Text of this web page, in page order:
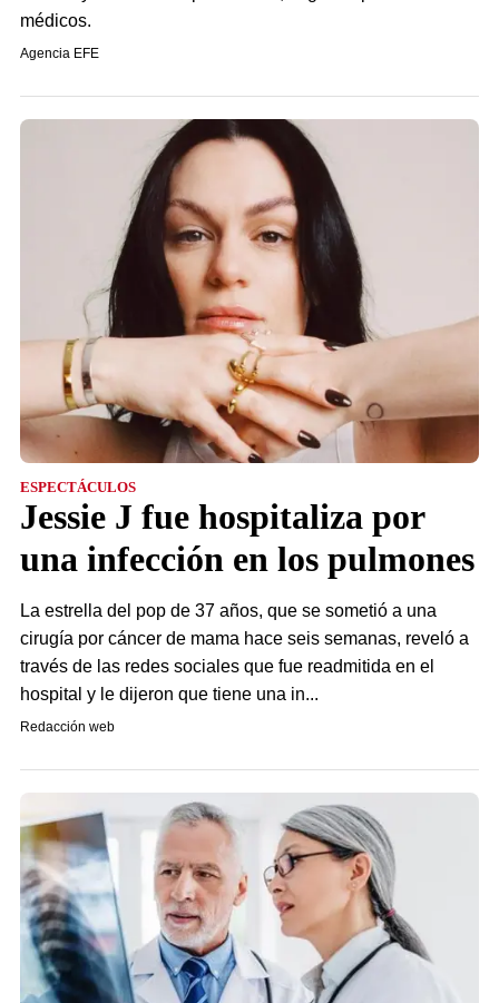
médicos.
Agencia EFE
ESPECTÁCULOS
Jessie J fue hospitaliza por
una infección en los pulmones
La estrella del pop de 37 años, que se sometió a una
cirugía por cáncer de mama hace seis semanas, reveló a
través de las redes sociales que fue readmitida en el
hospital y le dijeron que tiene una in...
Redacción web